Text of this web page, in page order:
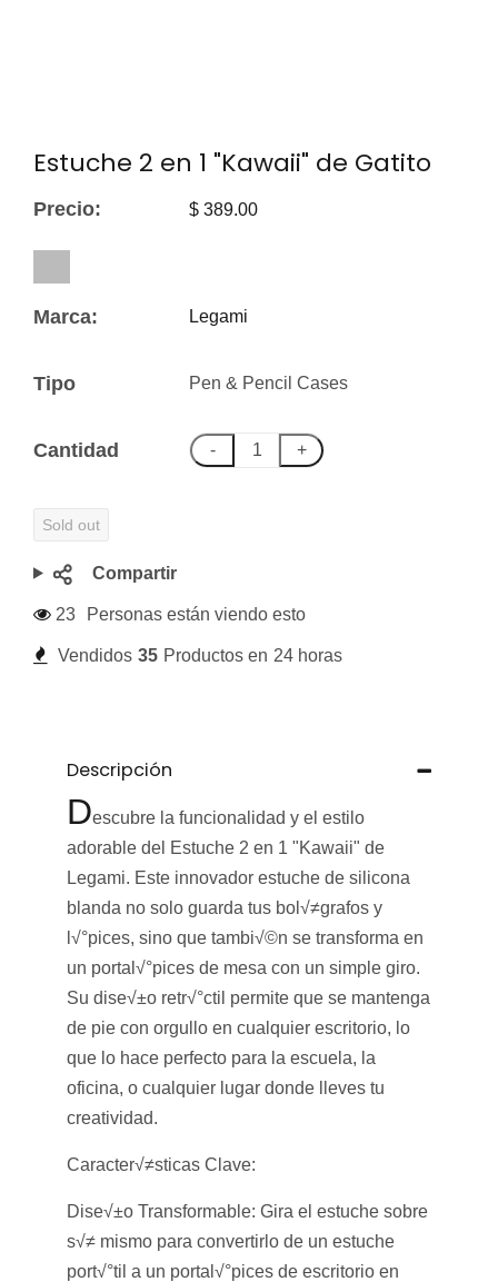
Estuche 2 en 1 "Kawaii" de Gatito
Precio: $ 389.00
Marca: Legami
Tipo Pen & Pencil Cases
Cantidad - +
Sold out
Compartir
23 Personas están viendo esto
Vendidos 35 Productos en 24 horas
Descripción
Descubre la funcionalidad y el estilo
adorable del Estuche 2 en 1 "Kawaii" de
Legami. Este innovador estuche de silicona
blanda no solo guarda tus bol√≠grafos y
l√°pices, sino que tambi√©n se transforma en
un portal√°pices de mesa con un simple giro.
Su dise√±o retr√°ctil permite que se mantenga
de pie con orgullo en cualquier escritorio, lo
que lo hace perfecto para la escuela, la
oficina, o cualquier lugar donde lleves tu
creatividad.
Caracter√≠sticas Clave:
Dise√±o Transformable: Gira el estuche sobre
s√≠ mismo para convertirlo de un estuche
port√°til a un portal√°pices de escritorio en